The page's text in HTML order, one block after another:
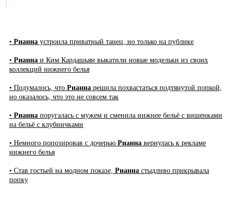
• Рианна устроила приватный танец, но только на публике
• Рианна и Ким Кардашьян выкатили новые модельки из своих
коллекций нижнего белья
• Подумалось, что Рианна решила похвастаться подтянутой попкой,
но оказалось, что это не совсем так
• Рианна поругалась с мужем и сменила нижнее бельё с вишенками
на бельё с клубничками
• Немного попозировав с дочерью Рианна вернулась к рекламе
нижнего белья
• Став гостьей на модном показе, Рианна стыдливо прикрывала
попку